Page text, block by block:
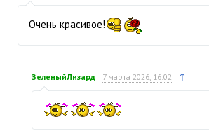
Очень красивое!
ЗеленыйЛизард 7 марта 2026, 16:02 ↑